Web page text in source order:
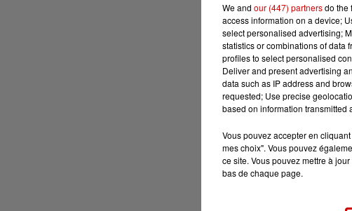
We and our (447) partnersdo the
access information on a device;
select personalised advertising;
statistics or combinations of data
profiles to select personalised
Deliver and present advertising
data such as IP address and
requested; Use precise
based on information transmitted
Vous pouvez accepter en
mes choix". Vous pouvez
ce site. Vous pouvez mettre à
bas de chaque page.